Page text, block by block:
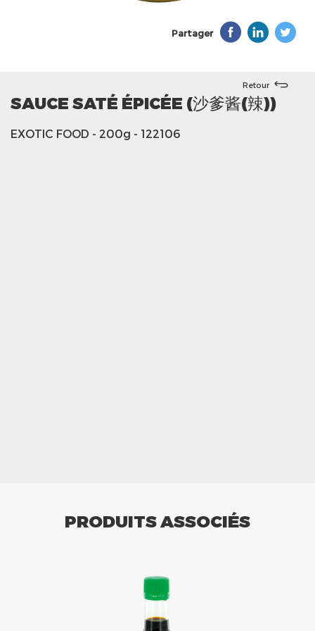
Partager
Retour
SAUCE SATÉ ÉPICÉE (沙爹酱(辣))
EXOTIC FOOD - 200g - 122106
PRODUITS ASSOCIÉS